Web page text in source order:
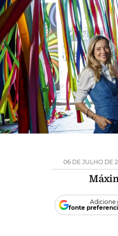
06 DE JULHO DE
Adicione
fonte